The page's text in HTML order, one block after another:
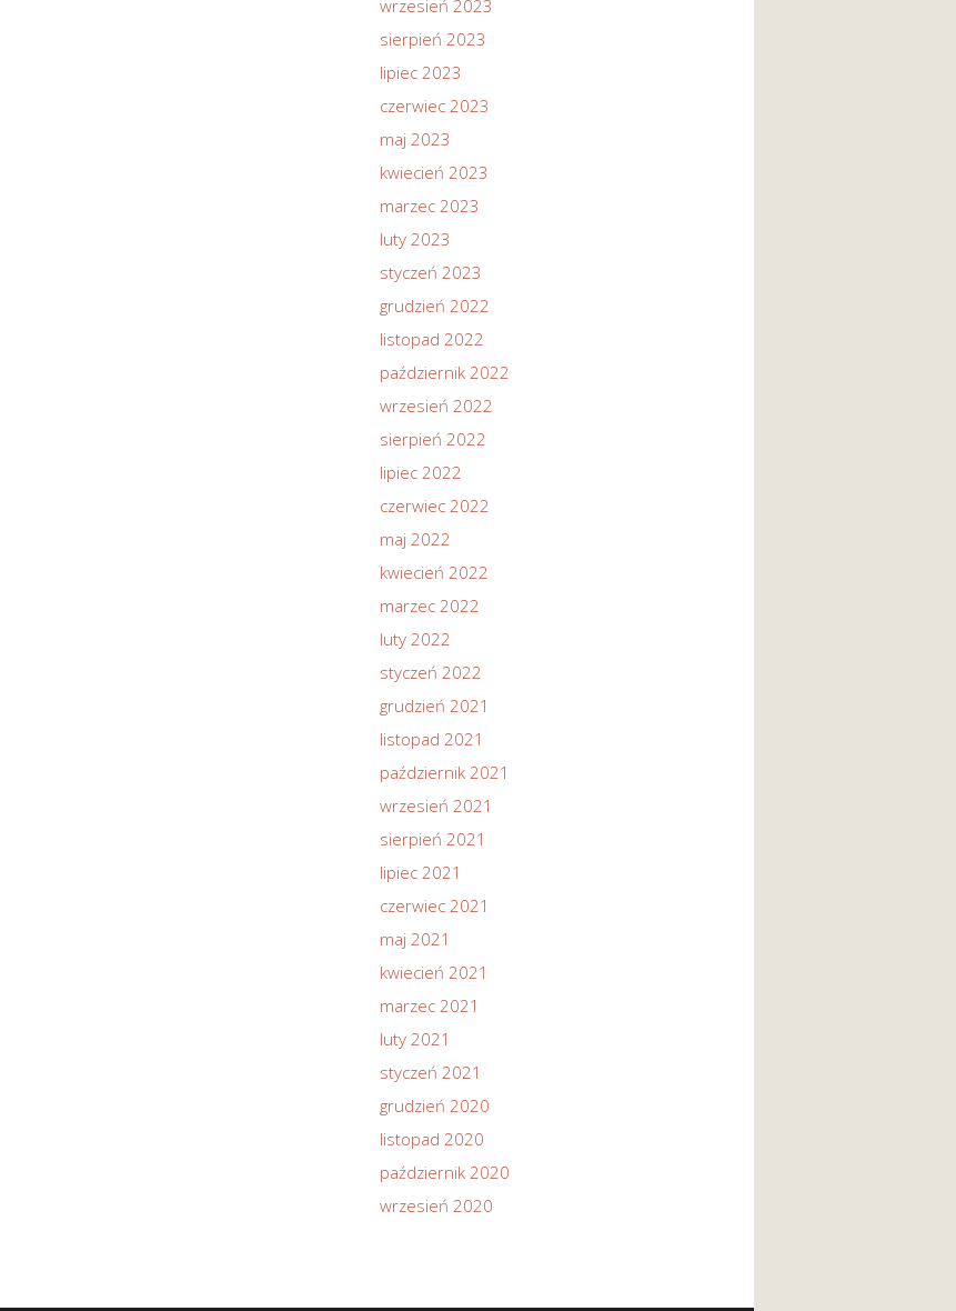
wrzesień 2023
sierpień 2023
lipiec 2023
czerwiec 2023
maj 2023
kwiecień 2023
marzec 2023
luty 2023
styczeń 2023
grudzień 2022
listopad 2022
październik 2022
wrzesień 2022
sierpień 2022
lipiec 2022
czerwiec 2022
maj 2022
kwiecień 2022
marzec 2022
luty 2022
styczeń 2022
grudzień 2021
listopad 2021
październik 2021
wrzesień 2021
sierpień 2021
lipiec 2021
czerwiec 2021
maj 2021
kwiecień 2021
marzec 2021
luty 2021
styczeń 2021
grudzień 2020
listopad 2020
październik 2020
wrzesień 2020